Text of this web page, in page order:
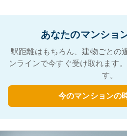
あなたのマンショ
駅距離はもちろん、建物ごとの
ンラインで今すぐ受け取れます
す。
今のマンションの